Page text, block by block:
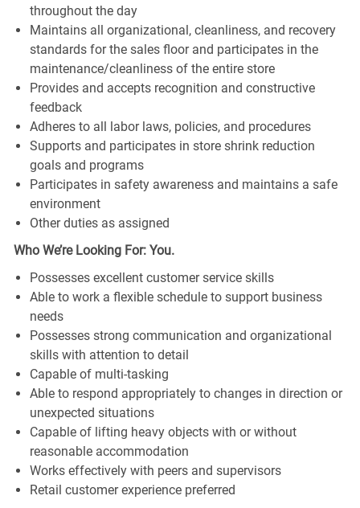
throughout the day
Maintains all organizational, cleanliness, and recovery
standards for the sales floor and participates in the
maintenance/cleanliness of the entire store
Provides and accepts recognition and constructive
feedback
Adheres to all labor laws, policies, and procedures
Supports and participates in store shrink reduction
goals and programs
Participates in safety awareness and maintains a safe
environment
Other duties as assigned
Who We’re Looking For: You.
Possesses excellent customer service skills
Able to work a flexible schedule to support business
needs
Possesses strong communication and organizational
skills with attention to detail
Capable of multi-tasking
Able to respond appropriately to changes in direction or
unexpected situations
Capable of lifting heavy objects with or without
reasonable accommodation
Works effectively with peers and supervisors
Retail customer experience preferred